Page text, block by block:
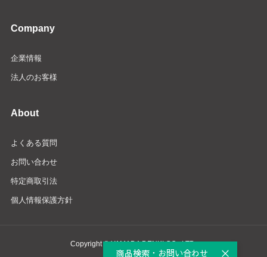
Company
企業情報
法人のお客様
About
よくある質問
お問い合わせ
特定商取引法
個人情報保護方針
Copyright © YAMADA DENKI CO., LTD.
商品検索・お問い合わせ